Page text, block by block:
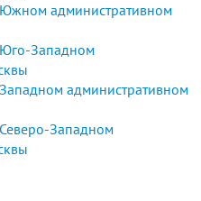
административном
Западном
административном
Западном